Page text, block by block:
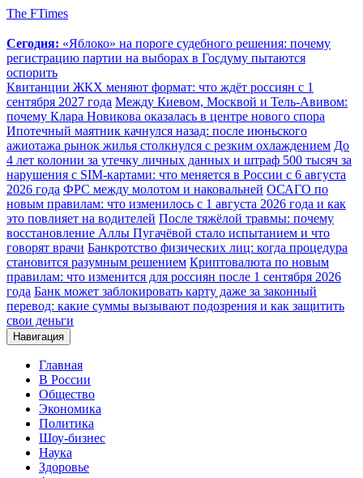
The FTimes
Сегодня: «Яблоко» на пороге судебного решения: почему
регистрацию партии на выборах в Госдуму пытаются
оспорить
Квитанции ЖКХ меняют формат: что ждёт россиян с 1
сентября 2027 года Между Киевом, Москвой и Тель-Авивом:
почему Клара Новикова оказалась в центре нового спора
Ипотечный маятник качнулся назад: после июньского
ажиотажа рынок жилья столкнулся с резким охлаждением До
4 лет колонии за утечку личных данных и штраф 500 тысяч за
нарушения с SIM-картами: что меняется в России с 6 августа
2026 года ФРС между молотом и наковальней ОСАГО по
новым правилам: что изменилось с 1 августа 2026 года и как
это повлияет на водителей После тяжёлой травмы: почему
восстановление Аллы Пугачёвой стало испытанием и что
говорят врачи Банкротство физических лиц: когда процедура
становится разумным решением Криптовалюта по новым
правилам: что изменится для россиян после 1 сентября 2026
года Банк может заблокировать карту даже за законный
перевод: какие суммы вызывают подозрения и как защитить
свои деньги
Навигация
Главная
В России
Общество
Экономика
Политика
Шоу-бизнес
Наука
Здоровье